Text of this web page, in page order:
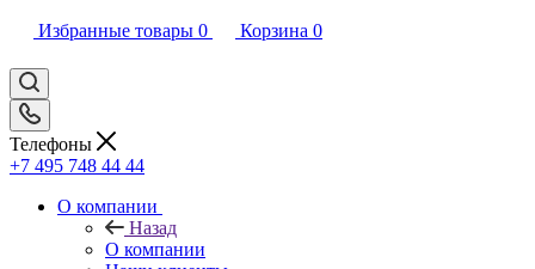
Избранные товары 0 Корзина 0
Телефоны
+7 495 748 44 44
О компании
Назад
О компании